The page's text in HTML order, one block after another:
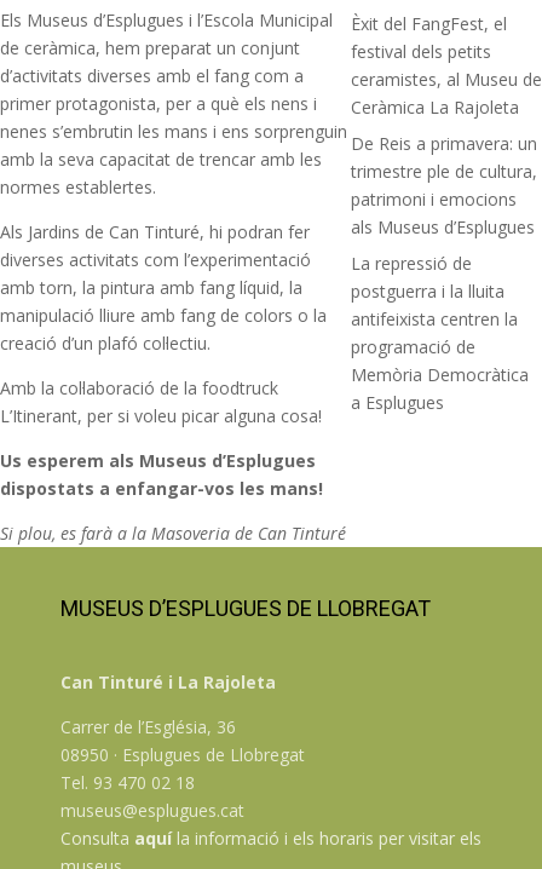
Els Museus d’Esplugues i l’Escola Municipal
de ceràmica, hem preparat un conjunt
d’activitats diverses amb el fang com a
primer protagonista, per a què els nens i
nenes s’embrutin les mans i ens sorprenguin
amb la seva capacitat de trencar amb les
normes establertes.
Als Jardins de Can Tinturé, hi podran fer
diverses activitats com l’experimentació
amb torn, la pintura amb fang líquid, la
manipulació lliure amb fang de colors o la
creació d’un plafó col·lectiu.
Amb la col·laboració de la foodtruck
L’Itinerant, per si voleu picar alguna cosa!
Us esperem als Museus d’Esplugues
dispostats a enfangar-vos les mans!
Si plou, es farà a la Masoveria de Can Tinturé
Èxit del FangFest, el
festival dels petits
ceramistes, al Museu de
Ceràmica La Rajoleta
De Reis a primavera: un
trimestre ple de cultura,
patrimoni i emocions
als Museus d’Esplugues
La repressió de
postguerra i la lluita
antifeixista centren la
programació de
Memòria Democràtica
a Esplugues
MUSEUS D’ESPLUGUES DE LLOBREGAT
Can Tinturé i La Rajoleta
Carrer de l’Església, 36
08950 · Esplugues de Llobregat
Tel. 93 470 02 18
museus@esplugues.cat
Consulta aquíla informació i els horaris per visitar els